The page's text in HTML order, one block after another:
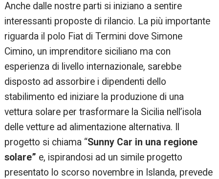
Anche dalle nostre parti si iniziano a sentire
interessanti proposte di rilancio. La più importante
riguarda il polo Fiat di Termini dove Simone
Cimino, un imprenditore siciliano ma con
esperienza di livello internazionale, sarebbe
disposto ad assorbire i dipendenti dello
stabilimento ed iniziare la produzione di una
vettura solare per trasformare la Sicilia nell’isola
delle vetture ad alimentazione alternativa. Il
progetto si chiama “Sunny Car in una regione
solare” e, ispirandosi ad un simile progetto
presentato lo scorso novembre in Islanda, prevede